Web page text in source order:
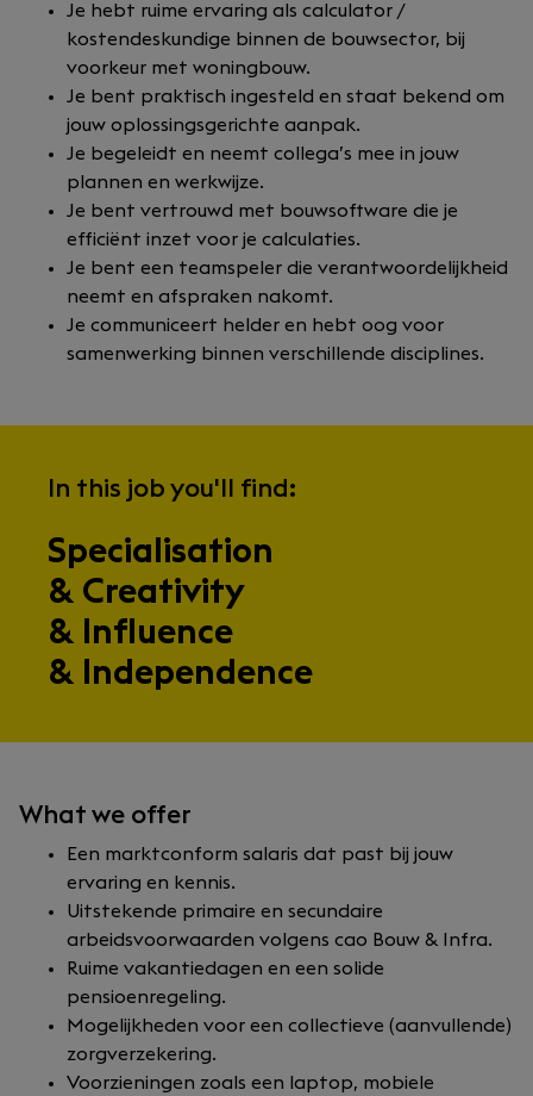
Je hebt ruime ervaring als calculator /
kostendeskundige binnen de bouwsector, bij
voorkeur met woningbouw.
Je bent praktisch ingesteld en staat bekend om
jouw oplossingsgerichte aanpak.
Je begeleidt en neemt collega’s mee in jouw
plannen en werkwijze.
Je bent vertrouwd met bouwsoftware die je
efficiënt inzet voor je calculaties.
Je bent een teamspeler die verantwoordelijkheid
neemt en afspraken nakomt.
Je communiceert helder en hebt oog voor
samenwerking binnen verschillende disciplines.
In this job you'll find:
Specialisation
& Creativity
& Influence
& Independence
What we offer
Een marktconform salaris dat past bij jouw
ervaring en kennis.
Uitstekende primaire en secundaire
arbeidsvoorwaarden volgens cao Bouw & Infra.
Ruime vakantiedagen en een solide
pensioenregeling.
Mogelijkheden voor een collectieve (aanvullende)
zorgverzekering.
Voorzieningen zoals een laptop, mobiele